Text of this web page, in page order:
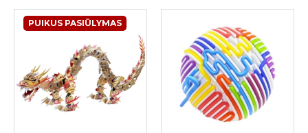
PUIKUS PASIŪLYMAS